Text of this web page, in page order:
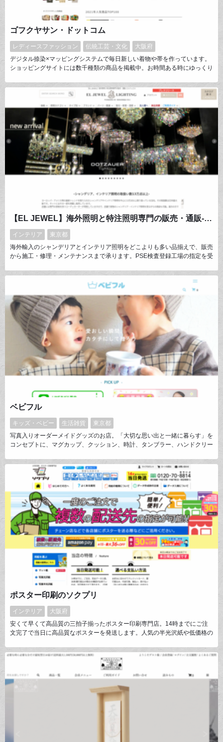
ゴフクヤサン・ドットコム
レディースファッション 伝統工芸・文化
大阪府
デジタル捺染×マッピングシステムで毎日新しい着物や帯を作っています。
ショッピングサイトには数千種類の商品を掲載中。お時間ある時にゆっくり
リンター“モナリザ”を導入。より高品質でタイムリーなものづくりが出来る
ようになりました！
【EL JEWEL】海外照明と特注照明専門の販売・通販-エルジュエル
インテリア
東京都
海外輸入のシャンデリアとインテリア照明をどこよりも多い品揃えで、販売
から施工・修理・メンテナンスまで承ります。PSE検査登録工場の指定を受
供しております。お客様は沖縄県の離島から北海道まで。ネット購入の不安
を解消できるよう、メールや電話でも細やかな対応をさせていただいており
ベビフル
キッズ・ベビー 生活雑貨
東京都
写真入りオーダーメイドグッズのお店。「大切な思い出と一緒に暮らす」を
コンセプトに、マグカップ、クッション、時計、タンブラー、ハンドクリー
日」「父の日」「敬老の日」など、お子さんの写真でフォトグッズをつく
り、お父さん・お母さん（じぃじ・ばぁば）に贈る『孫グッズ』として好評
をいただいております。
ポスター印刷のソクプリ
インテリア
大阪府
安くて早くて高品質の三拍子揃ったポスター印刷専門店。14時までにご注
文完了で当日に高品質なポスターを発送します。人気の半光沢紙や低価格の
用の大判印刷も可能です。お店のメニュー用ポスターやデジカメ写真を大き
く印刷、学会用のポスター印刷など幅広い用途でお選びいただいてます。是